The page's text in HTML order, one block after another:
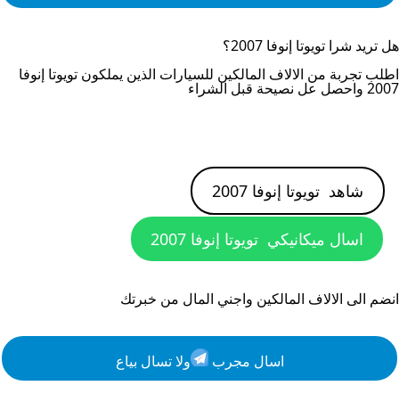
هل تريد شرا تويوتا إنوفا 2007
؟
اطلب تجربة من الالاف المالكين للسيارات الذين يملكون تويوتا إنوفا
2007 واحصل عل نصيحة قبل الشراء
شاهد تويوتا إنوفا 2007
اسال ميكانيكي تويوتا إنوفا 2007
انضم الى الالاف المالكين واجني المال من خبرتك
اسال مجرب ولا تسال بياع